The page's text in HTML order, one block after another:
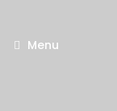
Menu